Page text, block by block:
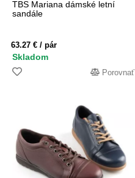
TBS Mariana dámské letní
sandále
63.27 € / pár
Skladom
Porovnať